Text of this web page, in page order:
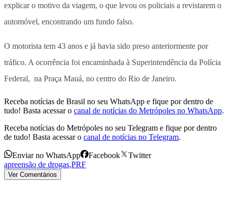
explicar o motivo da viagem, o que levou os policiais a revistarem o
automóvel, encontrando um fundo falso.
O motorista tem 43 anos e já havia sido preso anteriormente por
tráfico. A ocorrência foi encaminhada à Superintendência da Polícia
Federal, na Praça Mauá, no centro do Rio de Janeiro.
Receba notícias de Brasil no seu WhatsApp e fique por dentro de
tudo! Basta acessar o canal de notícias do Metrópoles no WhatsApp.
Receba notícias do Metrópoles no seu Telegram e fique por dentro
de tudo! Basta acessar o canal de notícias no Telegram.
Enviar no WhatsApp Facebook
Twitter
apreensão de drogas,PRF
Ver Comentários